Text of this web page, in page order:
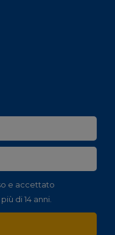
e accettato
di 14 anni.